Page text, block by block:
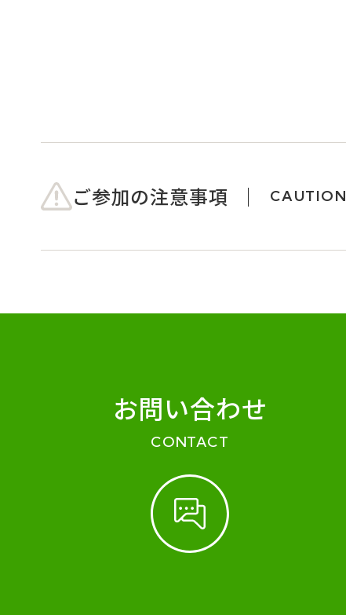
ご参加の注意事項 CAUTION
お問い合わせ
CONTACT